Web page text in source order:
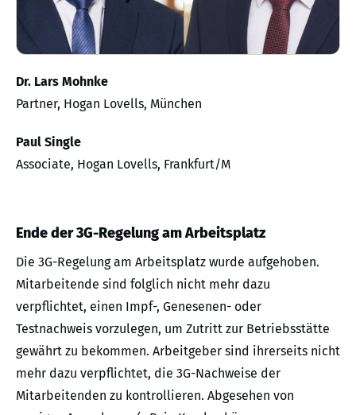
Dr. Lars Mohnke
Partner, Hogan Lovells, München
Paul Single
Associate, Hogan Lovells, Frankfurt/M
Ende der 3G-Regelung am Arbeitsplatz
Die 3G-Regelung am Arbeitsplatz wurde aufgehoben.
Mitarbeitende sind folglich nicht mehr dazu
verpflichtet, einen Impf-, Genesenen- oder
Testnachweis vorzulegen, um Zutritt zur Betriebsstätte
gewährt zu bekommen. Arbeitgeber sind ihrerseits nicht
mehr dazu verpflichtet, die 3G-Nachweise der
Mitarbeitenden zu kontrollieren. Abgesehen von